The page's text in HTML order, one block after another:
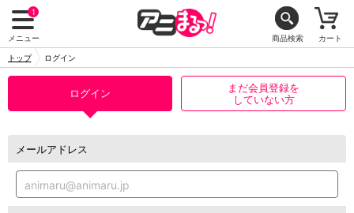
1
メニュー 商品検索 カート
トップ ログイン
ログイン
まだ会員登録を
していない方
メールアドレス